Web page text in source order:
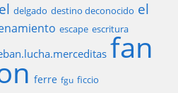
delgado destino deconocido el
escape escriturafan
ferre fgu ficcio